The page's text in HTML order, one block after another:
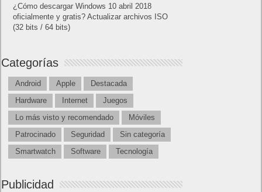
¿Cómo descargar Windows 10 abril 2018
oficialmente y gratis? Actualizar archivos ISO
(32 bits / 64 bits)
Categorías
Android Apple
Destacada
Hardware
Internet
Juegos
Lo más visto y recomendado
Móviles
Patrocinado
Seguridad
Sin categoría
Smartwatch
Software Tecnología
Publicidad